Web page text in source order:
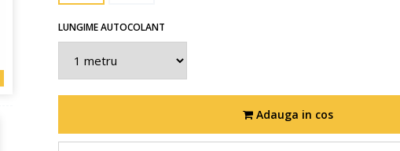
LUNGIME AUTOCOLANT
Adauga in cos